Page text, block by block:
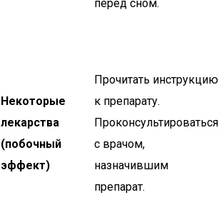
перед сном.
Некоторые
лекарства
(побочный
эффект)
Прочитать инструкцию
к препарату.
Проконсультироваться
с врачом,
назначившим
препарат.